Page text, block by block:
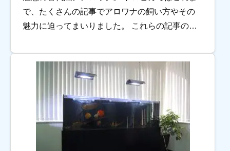
で、たくさんの記事でアロワナの飼い方やその
魅力に迫ってまいりました。 これらの記事の反
せが爆発的に増えました。 そこで私たち東京ア